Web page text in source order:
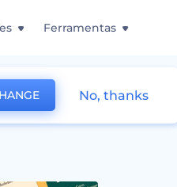
Ferramentas
de Ação de Graças
No, thanks